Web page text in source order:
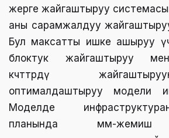
жерге жайгаштыруу
аны сарамжалдуу
Бул максатты ишке ашыруу
блоктук жайгаштыруу
көчөттөрдү
оптималдаштыруу модели
Моделде
планында мөмө-жемиш